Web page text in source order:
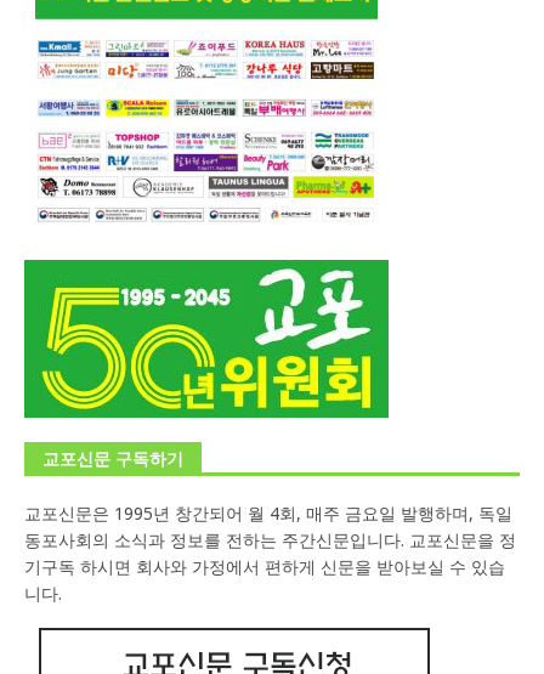
교포신문 구독하기
교포신문은 1995년 창간되어 월 4회, 매주 금요일 발행하며, 독일
동포사회의 소식과 정보를 전하는 주간신문입니다. 교포신문을 정
기구독 하시면 회사와 가정에서 편하게 신문을 받아보실 수 있습
니다.